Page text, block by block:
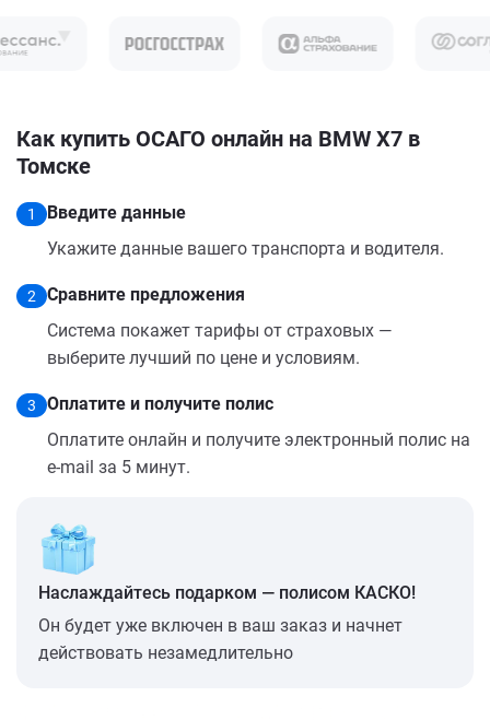
Как купить ОСАГО онлайн на BMW X7 в
Томске
1
Введите данные
Укажите данные вашего транспорта и водителя.
2
Сравните предложения
Система покажет тарифы от страховых —
выберите лучший по цене и условиям.
3
Оплатите и получите полис
Оплатите онлайн и получите электронный полис на
e-mail за 5 минут.
Наслаждайтесь подарком — полисом КАСКО!
Он будет уже включен в ваш заказ и начнет
действовать незамедлительно